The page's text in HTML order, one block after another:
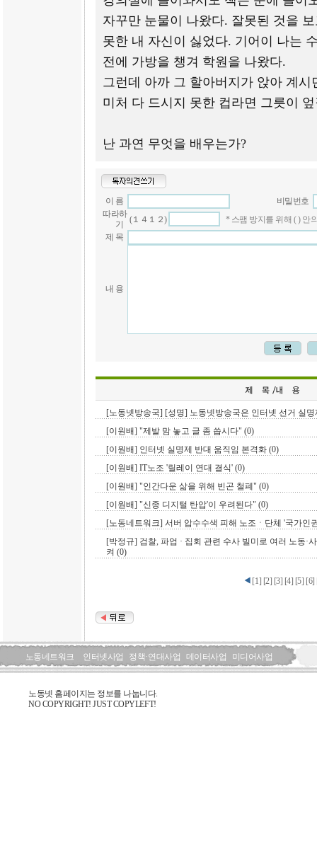
자꾸만 눈물이 나왔다. 잘못된 것을
못한 내 자신이 싫었다. 기어이 나는
전에 가방을 챙겨 학원을 나왔다.
그런데 아까 그 할아버지가 앉아 계시
미처 다 드시지 못한 컵라면 그릇이
난 과연 무엇을 배우는가?
이 름
비밀번호
따라하
기
(１４１２)
* 스팸 방지를 위해 ( ) 안
제 목
내 용
[노동넷방송국] [성명] 노동넷방송국은 인터넷 선거 실
[이원배] "제발 맘 놓고 글 좀 씁시다" (0)
[이원배] 인터넷 실명제 반대 움직임 본격화 (0)
[이원배] IT노조 '릴레이 연대 결식' (0)
[이원배] "인간다운 삶을 위해 빈곤 철폐" (0)
[이원배] "신종 디지털 탄압'이 우려된다" (0)
[노동네트워크] 서버 압수수색 피해 노조ㆍ단체 '국가인
[박정규] 검찰, 파업 · 집회 관련 수사 빌미로 여러 노동·
켜 (0)
[1] [2] [3] [4] [5] [6]
노동네트워크 인터넷사업 정책·연대사업 데이터사업 미디어사업
노동넷 홈페이지는 정보를 나눕니다.
NO COPYRIGHT! JUST COPYLEFT!